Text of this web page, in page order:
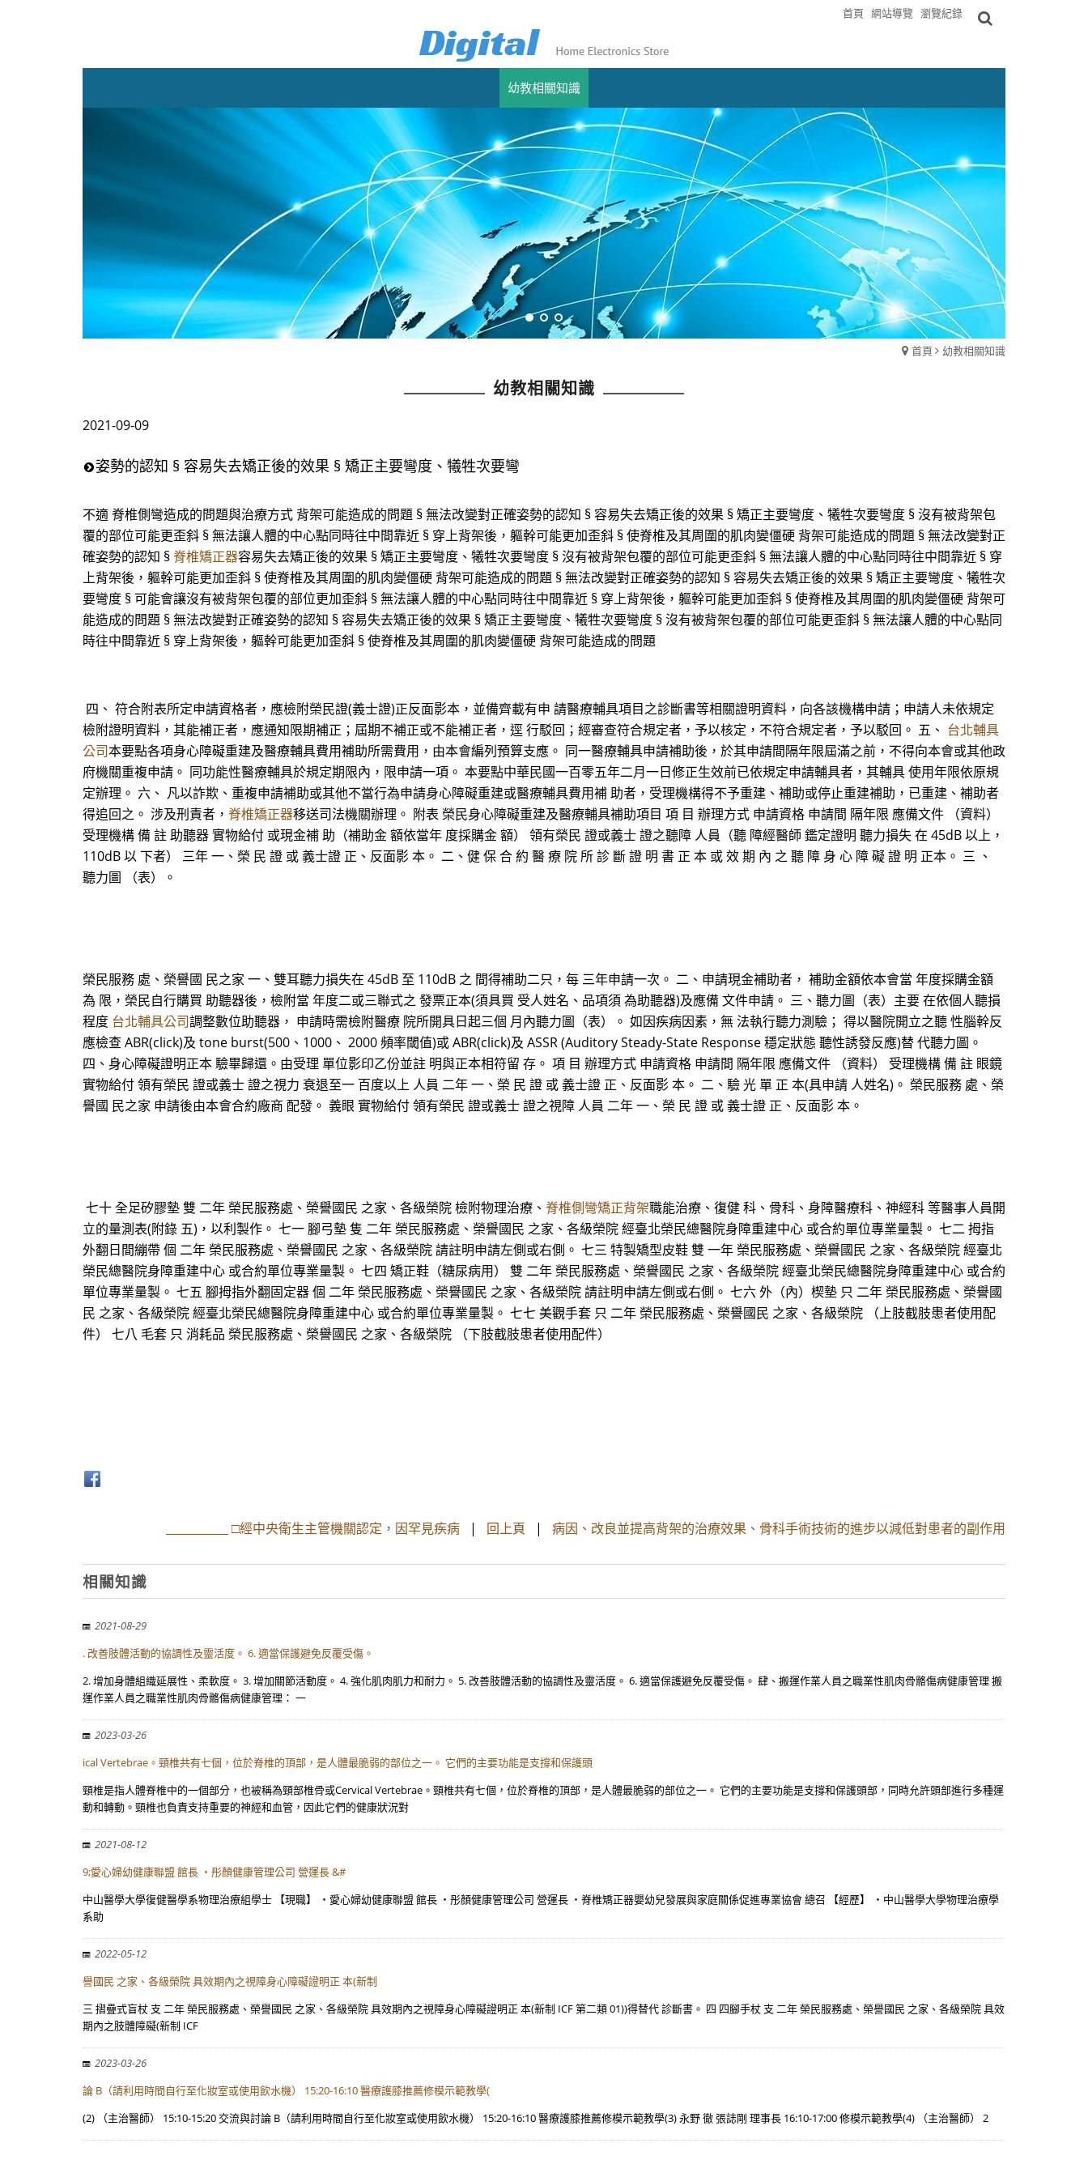
首頁 網站導覽 瀏覽紀錄
幼教相關知識
首頁 幼教相關知識
幼教相關知識
2021-09-09
姿勢的認知 § 容易失去矯正後的效果 § 矯正主要彎度、犧牲次要彎
不適 脊椎側彎造成的問題與治療方式 背架可能造成的問題 § 無法改變對正確姿勢的認知 § 容易失去矯正後的效果 § 矯正主要彎度、犧牲次要彎度 § 沒有被背架包
覆的部位可能更歪斜 § 無法讓人體的中心點同時往中間靠近 § 穿上背架後，軀幹可能更加歪斜 § 使脊椎及其周圍的肌肉變僵硬 背架可能造成的問題 § 無法改變對正
確姿勢的認知 §脊椎矯正器容易失去矯正後的效果 § 矯正主要彎度、犧牲次要彎度 § 沒有被背架包覆的部位可能更歪斜 § 無法讓人體的中心點同時往中間靠近 § 穿
上背架後，軀幹可能更加歪斜 § 使脊椎及其周圍的肌肉變僵硬 背架可能造成的問題 § 無法改變對正確姿勢的認知 § 容易失去矯正後的效果 § 矯正主要彎度、犧牲次
要彎度 § 可能會讓沒有被背架包覆的部位更加歪斜 § 無法讓人體的中心點同時往中間靠近 § 穿上背架後，軀幹可能更加歪斜 § 使脊椎及其周圍的肌肉變僵硬 背架可
能造成的問題 § 無法改變對正確姿勢的認知 § 容易失去矯正後的效果 § 矯正主要彎度、犧牲次要彎度 § 沒有被背架包覆的部位可能更歪斜 § 無法讓人體的中心點同
時往中間靠近 § 穿上背架後，軀幹可能更加歪斜 § 使脊椎及其周圍的肌肉變僵硬 背架可能造成的問題
四、 符合附表所定申請資格者，應檢附榮民證(義士證)正反面影本，並備齊載有申 請醫療輔具項目之診斷書等相關證明資料，向各該機構申請；申請人未依規定
檢附證明資料，其能補正者，應通知限期補正；屆期不補正或不能補正者，逕 行駁回；經審查符合規定者，予以核定，不符合規定者，予以駁回。 五、 台北輔具
公司本要點各項身心障礙重建及醫療輔具費用補助所需費用，由本會編列預算支應。 同一醫療輔具申請補助後，於其申請間隔年限屆滿之前，不得向本會或其他政
府機關重複申請。 同功能性醫療輔具於規定期限內，限申請一項。 本要點中華民國一百零五年二月一日修正生效前已依規定申請輔具者，其輔具 使用年限依原規
定辦理。 六、 凡以詐欺、重複申請補助或其他不當行為申請身心障礙重建或醫療輔具費用補 助者，受理機構得不予重建、補助或停止重建補助，已重建、補助者
得追回之。 涉及刑責者， 脊椎矯正器移送司法機關辦理。 附表 榮民身心障礙重建及醫療輔具補助項目 項 目 辦理方式 申請資格 申請間 隔年限 應備文件 （資料）
受理機構 備 註 助聽器 實物給付 或現金補 助（補助金 額依當年 度採購金 額） 領有榮民 證或義士 證之聽障 人員（聽 障經醫師 鑑定證明 聽力損失 在 45dB 以上，
110dB 以 下者） 三年 一、榮 民 證 或 義士證 正、反面影 本。 二、健 保 合 約 醫 療 院 所 診 斷 證 明 書 正 本 或 效 期 內 之 聽 障 身 心 障 礙 證 明 正本。 三 、
聽力圖 （表）。
榮民服務 處、榮譽國 民之家 一、雙耳聽力損失在 45dB 至 110dB 之 間得補助二只，每 三年申請一次。 二、申請現金補助者， 補助金額依本會當 年度採購金額
為 限，榮民自行購買 助聽器後，檢附當 年度二或三聯式之 發票正本(須具買 受人姓名、品項須 為助聽器)及應備 文件申請。 三、聽力圖（表）主要 在依個人聽損
程度 台北輔具公司調整數位助聽器， 申請時需檢附醫療 院所開具日起三個 月內聽力圖（表）。 如因疾病因素，無 法執行聽力測驗； 得以醫院開立之聽 性腦幹反
應檢查 ABR(click)及 tone burst(500、1000、 2000 頻率閾值)或 ABR(click)及 ASSR (Auditory Steady-State Response 穩定狀態 聽性誘發反應)替 代聽力圖。
四、身心障礙證明正本 驗畢歸還。由受理 單位影印乙份並註 明與正本相符留 存。 項 目 辦理方式 申請資格 申請間 隔年限 應備文件 （資料） 受理機構 備 註 眼鏡
實物給付 領有榮民 證或義士 證之視力 衰退至一 百度以上 人員 二年 一、榮 民 證 或 義士證 正、反面影 本。 二、驗 光 單 正 本(具申請 人姓名)。 榮民服務 處、榮
譽國 民之家 申請後由本會合約廠商 配發。 義眼 實物給付 領有榮民 證或義士 證之視障 人員 二年 一、榮 民 證 或 義士證 正、反面影 本。
七十 全足矽膠墊 雙 二年 榮民服務處、榮譽國民 之家、各級榮院 檢附物理治療、 脊椎側彎矯正背架職能治療、復健 科、骨科、身障醫療科、神經科 等醫事人員開
立的量測表(附錄 五)，以利製作。 七一 腳弓墊 隻 二年 榮民服務處、榮譽國民 之家、各級榮院 經臺北榮民總醫院身障重建中心 或合約單位專業量製。 七二 拇指
外翻日間繃帶 個 二年 榮民服務處、榮譽國民 之家、各級榮院 請註明申請左側或右側。 七三 特製矯型皮鞋 雙 一年 榮民服務處、榮譽國民 之家、各級榮院 經臺北
榮民總醫院身障重建中心 或合約單位專業量製。 七四 矯正鞋（糖尿病用） 雙 二年 榮民服務處、榮譽國民 之家、各級榮院 經臺北榮民總醫院身障重建中心 或合約
單位專業量製。 七五 腳拇指外翻固定器 個 二年 榮民服務處、榮譽國民 之家、各級榮院 請註明申請左側或右側。 七六 外（內）楔墊 只 二年 榮民服務處、榮譽國
民 之家、各級榮院 經臺北榮民總醫院身障重建中心 或合約單位專業量製。 七七 美觀手套 只 二年 榮民服務處、榮譽國民 之家、各級榮院 （上肢截肢患者使用配
件） 七八 毛套 只 消耗品 榮民服務處、榮譽國民 之家、各級榮院 （下肢截肢患者使用配件）
___________ □經中央衛生主管機關認定，因罕見疾病 | 回上頁 | 病因、改良並提高背架的治療效果、骨科手術技術的進步以減低對患者的副作用
相關知識
2021-08-29
. 改善肢體活動的協調性及靈活度。 6. 適當保護避免反覆受傷。
2. 增加身體組織延展性、柔軟度。 3. 增加關節活動度。 4. 強化肌肉肌力和耐力。 5. 改善肢體活動的協調性及靈活度。 6. 適當保護避免反覆受傷。 肆、搬運作業人員之職業性肌肉骨骼傷病健康管理 搬
運作業人員之職業性肌肉骨骼傷病健康管理： 一
2023-03-26
ical Vertebrae。頸椎共有七個，位於脊椎的頂部，是人體最脆弱的部位之一。 它們的主要功能是支撐和保護頭
頸椎是指人體脊椎中的一個部分，也被稱為頸部椎骨或Cervical Vertebrae。頸椎共有七個，位於脊椎的頂部，是人體最脆弱的部位之一。 它們的主要功能是支撐和保護頭部，同時允許頭部進行多種運
動和轉動。頸椎也負責支持重要的神經和血管，因此它們的健康狀況對
2021-08-12
9;愛心婦幼健康聯盟 館長 ・彤顏健康管理公司 營運長 &#
中山醫學大學復健醫學系物理治療組學士 【現職】 ・愛心婦幼健康聯盟 館長 ・彤顏健康管理公司 營運長 ・脊椎矯正器嬰幼兒發展與家庭關係促進專業協會 總召 【經歷】 ・中山醫學大學物理治療學
系助
2022-05-12
譽國民 之家、各級榮院 具效期內之視障身心障礙證明正 本(新制
三 摺疊式盲杖 支 二年 榮民服務處、榮譽國民 之家、各級榮院 具效期內之視障身心障礙證明正 本(新制 ICF 第二類 01))得替代 診斷書。 四 四腳手杖 支 二年 榮民服務處、榮譽國民 之家、各級榮院 具效
期內之肢體障礙(新制 ICF
2023-03-26
論 B（請利用時間自行至化妝室或使用飲水機） 15:20-16:10 醫療護膝推薦修模示範教學(
(2) （主治醫師） 15:10-15:20 交流與討論 B（請利用時間自行至化妝室或使用飲水機） 15:20-16:10 醫療護膝推薦修模示範教學(3) 永野 徹 張誌剛 理事長 16:10-17:00 修模示範教學(4) （主治醫師） 2